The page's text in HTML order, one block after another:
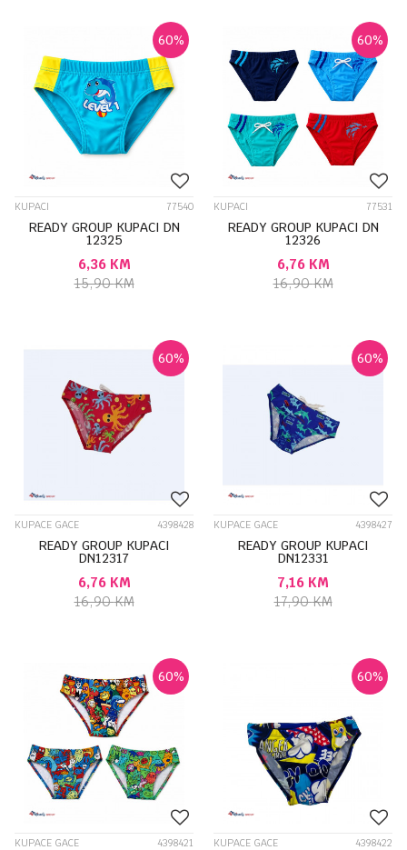
60%
KUPACI 77540
READY GROUP KUPACI DN
12325
6,36 KM
15,90KM
60%
KUPACI 77531
READY GROUP KUPACI DN
12326
6,76 KM
16,90KM
60%
KUPACE GACE 4398428
READY GROUP KUPACI
DN12317
6,76 KM
16,90KM
60%
KUPACE GACE 4398427
READY GROUP KUPACI
DN12331
7,16 KM
17,90KM
60%
KUPACE GACE 4398421
60%
KUPACE GACE 4398422